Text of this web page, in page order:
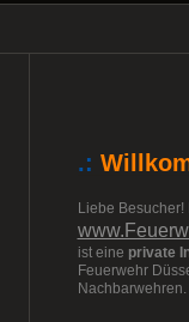
.:
Liebe Besucher!
ist eine private
Feuerwehr
Nachbarwehren.